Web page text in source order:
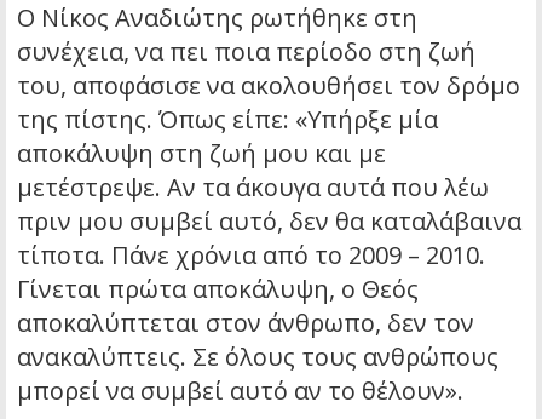
Ο Νίκος Αναδιώτης ρωτήθηκε στη
συνέχεια, να πει ποια περίοδο στη ζωή
του, αποφάσισε να ακολουθήσει τον δρόμο
της πίστης. Όπως είπε: «Υπήρξε μία
αποκάλυψη στη ζωή μου και με
μετέστρεψε. Αν τα άκουγα αυτά που λέω
πριν μου συμβεί αυτό, δεν θα καταλάβαινα
τίποτα. Πάνε χρόνια από το 2009 – 2010.
Γίνεται πρώτα αποκάλυψη, ο Θεός
αποκαλύπτεται στον άνθρωπο, δεν τον
ανακαλύπτεις. Σε όλους τους ανθρώπους
μπορεί να συμβεί αυτό αν το θέλουν».